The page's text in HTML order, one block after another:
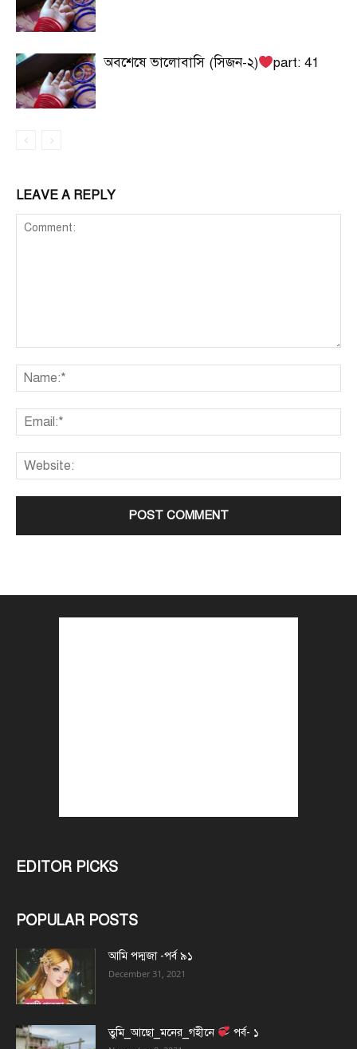
অবশেষে ভালোবাসি (সিজন-২) part: 41
LEAVE A REPLY
EDITOR PICKS
POPULAR POSTS
আমি পদ্মজা -পর্ব ৯১
December 31, 2021
তুমি_আছো_মনের_গহীনে পর্ব- ১